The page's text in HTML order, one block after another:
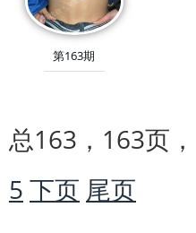
第163期
总163，163页
5 下页 尾页